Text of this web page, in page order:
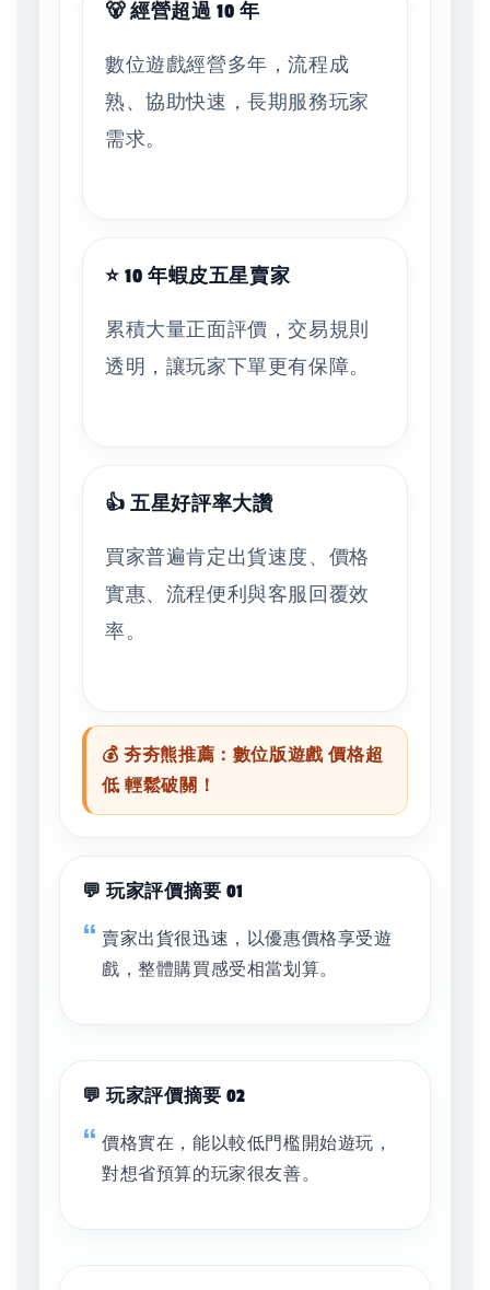
🐻 經營超過 10 年
數位遊戲經營多年，流程成
熟、協助快速，長期服務玩家
需求。
⭐ 10 年蝦皮五星賣家
累積大量正面評價，交易規則
透明，讓玩家下單更有保障。
👍 五星好評率大讚
買家普遍肯定出貨速度、價格
實惠、流程便利與客服回覆效
率。
💰 夯夯熊推薦：數位版遊戲 價格超
低 輕鬆破關！
💬 玩家評價摘要 01
賣家出貨很迅速，以優惠價格享受遊
戲，整體購買感受相當划算。
💬 玩家評價摘要 02
價格實在，能以較低門檻開始遊玩，
對想省預算的玩家很友善。